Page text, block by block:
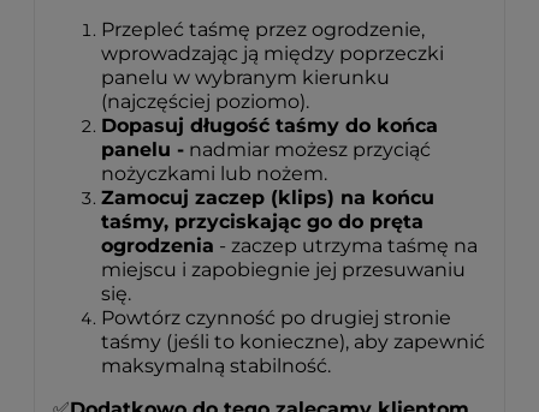
Przepleć taśmę przez ogrodzenie,
wprowadzając ją między poprzeczki
panelu w wybranym kierunku
(najczęściej poziomo).
Dopasuj długość taśmy do końca
panelu - nadmiar możesz przyciąć
nożyczkami lub nożem.
Zamocuj zaczep (klips) na końcu
taśmy, przyciskając go do pręta
ogrodzenia - zaczep utrzyma taśmę na
miejscu i zapobiegnie jej przesuwaniu
się.
Powtórz czynność po drugiej stronie
taśmy (jeśli to konieczne), aby zapewnić
maksymalną stabilność.